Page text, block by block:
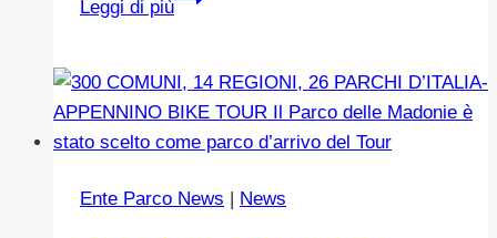
Leggi di più
EVENTUALI
INCARICHI
DI
E
Ente Parco News | News